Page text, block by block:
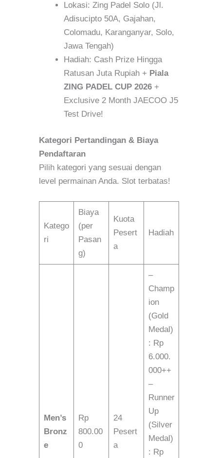
Lokasi: Zing Padel Solo (Jl.
Adisucipto 50A, Gajahan,
Colomadu, Karanganyar, Solo,
Jawa Tengah)
Hadiah: Cash Prize Hingga
Ratusan Juta Rupiah + Piala
ZING PADEL CUP 2026 +
Exclusive 2 Month JAECOO J5
Test Drive!
Kategori Pertandingan & Biaya
Pendaftaran
Pilih kategori yang sesuai dengan
level permainan Anda. Slot terbatas!
Katego
ri
Biaya
(per
Pasan
g)
Kuota
Pesert
a
Hadiah
Men’s
Bronz
e
Rp
800.00
0
24
Pesert
a
–
Champ
ion
(Gold
Medal)
: Rp
6.000.
000++
–
Runner
Up
(Silver
Medal)
: Rp